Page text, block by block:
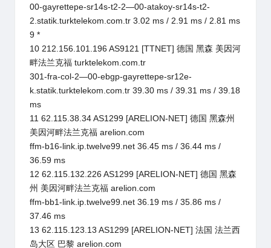
00-gayrettepe-sr14s-t2-2—00-atakoy-sr14s-t2-
2.statik.turktelekom.com.tr 3.02 ms / 2.91 ms / 2.81 ms
9 *
10 212.156.101.196 AS9121 [TTNET] 德国 黑森 美因河
畔法兰克福 turktelekom.com.tr
301-fra-col-2—00-ebgp-gayrettepe-sr12e-
k.statik.turktelekom.com.tr 39.30 ms / 39.31 ms / 39.18
ms
11 62.115.38.34 AS1299 [ARELION-NET] 德国 黑森州
美因河畔法兰克福 arelion.com
ffm-b16-link.ip.twelve99.net 36.45 ms / 36.44 ms /
36.59 ms
12 62.115.132.226 AS1299 [ARELION-NET] 德国 黑森
州 美因河畔法兰克福 arelion.com
ffm-bb1-link.ip.twelve99.net 36.19 ms / 35.86 ms /
37.46 ms
13 62.115.123.13 AS1299 [ARELION-NET] 法国 法兰西
岛大区 巴黎 arelion.com